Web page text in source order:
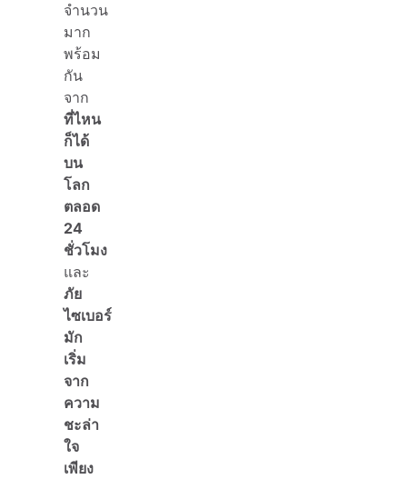
จำนวน
มาก
พร้อม
กัน
จาก
ที่ไหน
ก็ได้
บน
โลก
ตลอด
24
ชั่วโมง
และ
ภัย
ไซเบอร์
มัก
เริ่ม
จาก
ความ
ชะล่า
ใจ
เพียง